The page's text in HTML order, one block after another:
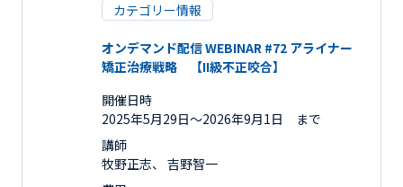
カテゴリー情報
オンデマンド配信 WEBINAR #72 アライナー
矯正治療戦略 【II級不正咬合】
開催日時
2025年5月29日〜2026年9月1日 まで
講師
牧野正志、 吉野智一